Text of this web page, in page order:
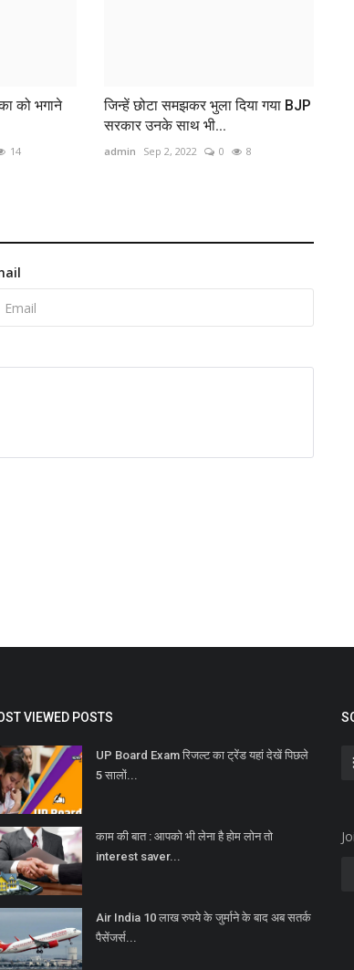
को भगाने
14
जिन्हें छोटा समझकर भुला दिया गया BJP
सरकार उनके साथ भी...
admin Sep 2, 2022 0 8
VIEWED POSTS
UP Board Exam रिजल्ट का ट्रेंड यहां देखें पिछले
5 सालों...
काम की बात : आपको भी लेना है होम लोन तो
interest saver...
Air India 10 लाख रुपये के जुर्माने के बाद अब सतर्क
पैसेंजर्स...